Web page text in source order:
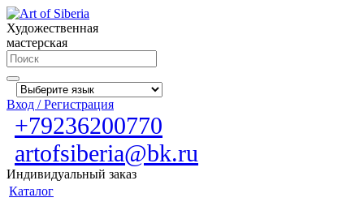
Художественная
мастерская
Вход / Регистрация
+79236200770
artofsiberia@bk.ru
Индивидуальный заказ
Каталог